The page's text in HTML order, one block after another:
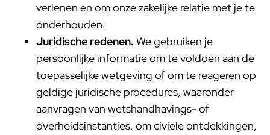
verlenen en om onze zakelijke relatie met je te
onderhouden.
Juridische redenen. We gebruiken je
persoonlijke informatie om te voldoen aan de
toepasselijke wetgeving of om te reageren op
geldige juridische procedures, waaronder
aanvragen van wetshandhavings- of
overheidsinstanties, om civiele ontdekkingen,